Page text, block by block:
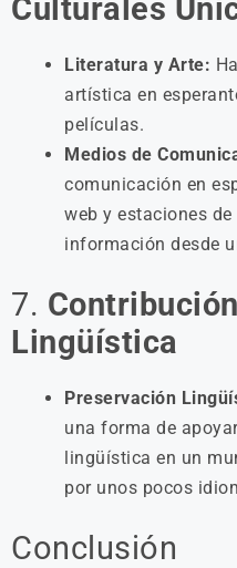
Culturales
Literatura y Arte:
artística en
películas.
Medios de
comunicación en
web y estaciones
información desde
7.
Lingüística
Preservación
una forma de
lingüística en un
por unos pocos
Conclusión